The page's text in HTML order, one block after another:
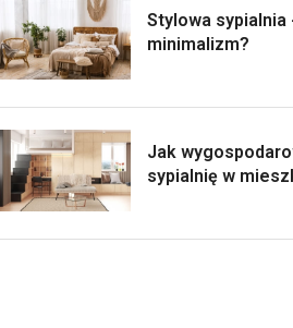
Stylowa sypialnia
minimalizm?
Jak
sypialnię w